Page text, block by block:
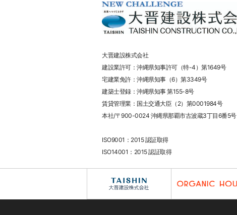
大晋建設株式会社
建設業許可：沖縄県知事許可（特-4）第1649号
宅建業免許：沖縄県知事（6）第3349号
建築士登録：沖縄県知事 第155-8号
賃貸管理業：国土交通大臣（2）第0001984号
本社/〒900-0024 沖縄県那覇市古波蔵3丁目6番5号
ISO9001：2015 認証取得
ISO14001：2015 認証取得